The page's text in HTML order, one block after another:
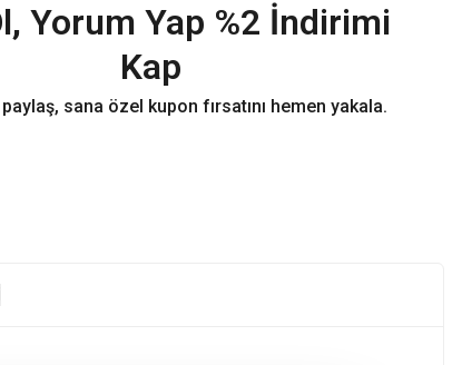
Yorum Yap %2 İndirimi
Kap
sana özel kupon fırsatını hemen yakala.